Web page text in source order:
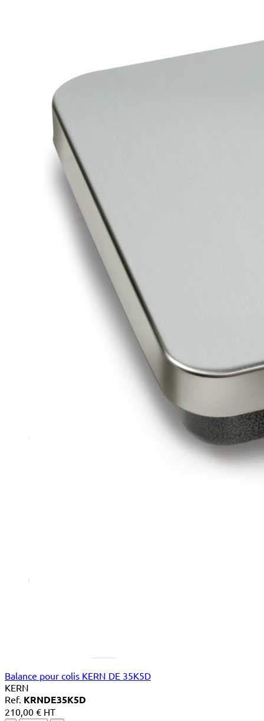
Balance pour colis KERN DE 35K5D
KERN
Ref. KRNDE35K5D
210,00 € HT